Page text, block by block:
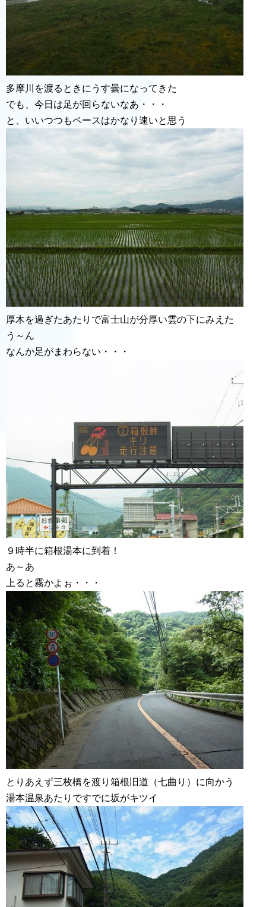
多摩川を渡るときにうす曇になってきた
でも、今日は足が回らないなあ・・・
と、いいつつもペースはかなり速いと思う
厚木を過ぎたあたりで富士山が分厚い雲の下にみえた
う～ん
なんか足がまわらない・・・
９時半に箱根湯本に到着！
あ～あ
上ると霧かよぉ・・・
とりあえず三枚橋を渡り箱根旧道（七曲り）に向かう
湯本温泉あたりですでに坂がキツイ